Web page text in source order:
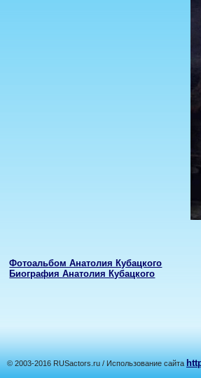
Фотоальбом Анатолия Кубацкого
Биография Анатолия Кубацкого
© 2003-2016 RUSactors.ru / Использование сайта